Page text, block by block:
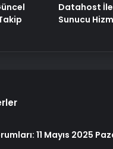
Datahost
Sunucu
11 Mayıs 2025